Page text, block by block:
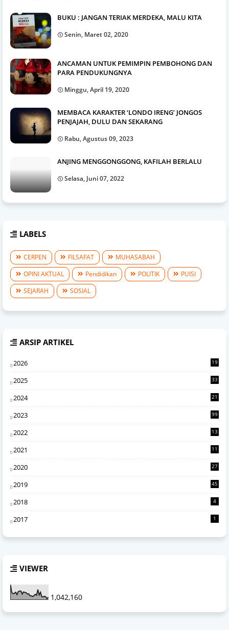
BUKU : JANGAN TERIAK MERDEKA, MALU KITA
Senin, Maret 02, 2020
ANCAMAN UNTUK PEMIMPIN PEMBOHONG DAN
PARA PENDUKUNGNYA
Minggu, April 19, 2020
MEMBACA KARAKTER ‘LONDO IRENG’ JONGOS
PENJAJAH, DULU DAN SEKARANG
Rabu, Agustus 09, 2023
ANJING MENGGONGGONG, KAFILAH BERLALU
Selasa, Juni 07, 2022
LABELS
CERPEN FILSAFAT
MUHASABAH
OPINI AKTUAL
Pendidikan POLITIK
PUISI
SEJARAH
SOSIAL
ARSIP ARTIKEL
2026
19
2025
33
2024
21
2023 99
2022
13
2021
11
2020
27
2019 45
2018 4
2017 1
VIEWER
1,042,160